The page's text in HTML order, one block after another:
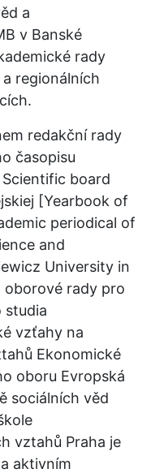
a
v Banské
rady
regionálních
redakční rady
časopisu
Scientific board
[Yearbook of
periodical of
and
University in
oborové rady pro
studia
vzťahy na
Ekonomické
oboru Evropská
sociálních věd
vztahů Praha je
aktivním